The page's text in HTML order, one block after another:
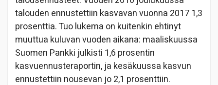
talouden ennustettiin kasvavan vuonna 2017 1,3
prosenttia. Tuo lukema on kuitenkin ehtinyt
muuttua kuluvan vuoden aikana: maaliskuussa
Suomen Pankki julkisti 1,6 prosentin
kasvuennusteraportin, ja kesäkuussa kasvun
ennustettiin nousevan jo 2,1 prosenttiin.